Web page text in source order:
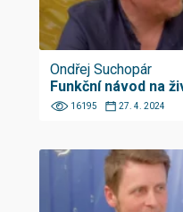
Ondřej Suchopár
Funkční návod na
16195 27. 4. 2024